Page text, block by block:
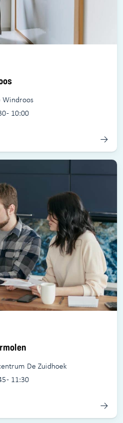
Windroos
- 10:00
De Zuidhoek
- 11:30